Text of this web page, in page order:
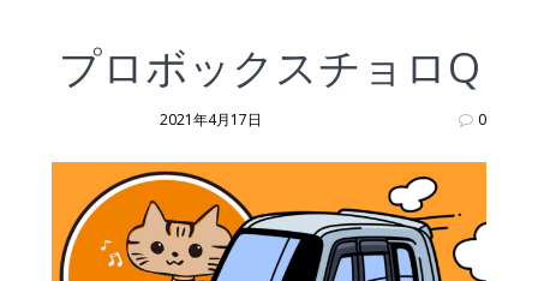
プロボックスチョロQ
2021年4月17日 0